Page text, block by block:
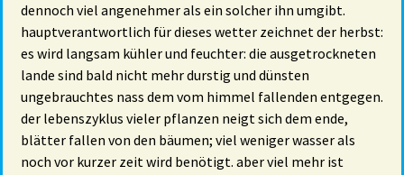
dennoch viel angenehmer als ein solcher ihn umgibt.
hauptverantwortlich für dieses wetter zeichnet der herbst:
es wird langsam kühler und feuchter: die ausgetrockneten
lande sind bald nicht mehr durstig und dünsten
ungebrauchtes nass dem vom himmel fallenden entgegen.
der lebenszyklus vieler pflanzen neigt sich dem ende,
blätter fallen von den bäumen; viel weniger wasser als
noch vor kurzer zeit wird benötigt. aber viel mehr ist